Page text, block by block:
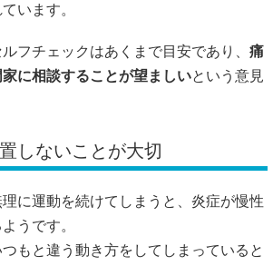
います。
フチェックはあくまで目安であり、 痛
に相談することが望ましいという意見
しないことが大切
に運動を続けてしまうと、炎症が慢性
うです。
もと違う動き方をしてしまっていると